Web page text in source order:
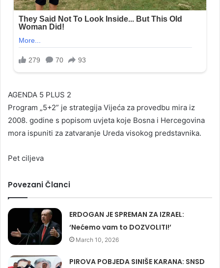
AGENDA 5 PLUS 2
Program „5+2” je strategija Vijeća za provedbu mira iz
2008. godine s popisom uvjeta koje Bosna i Hercegovina
mora ispuniti za zatvaranje Ureda visokog predstavnika.
Pet ciljeva
Povezani Članci
ERDOGAN JE SPREMAN ZA IZRAEL:
‘Nećemo vam to DOZVOLITI!’
March 10, 2026
PIROVA POBJEDA SINIŠE KARANA: SNSD